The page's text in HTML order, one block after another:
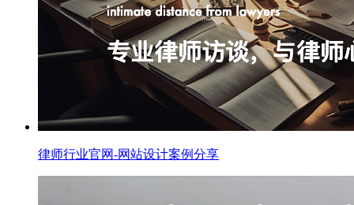
律师行业官网-网站设计案例分享